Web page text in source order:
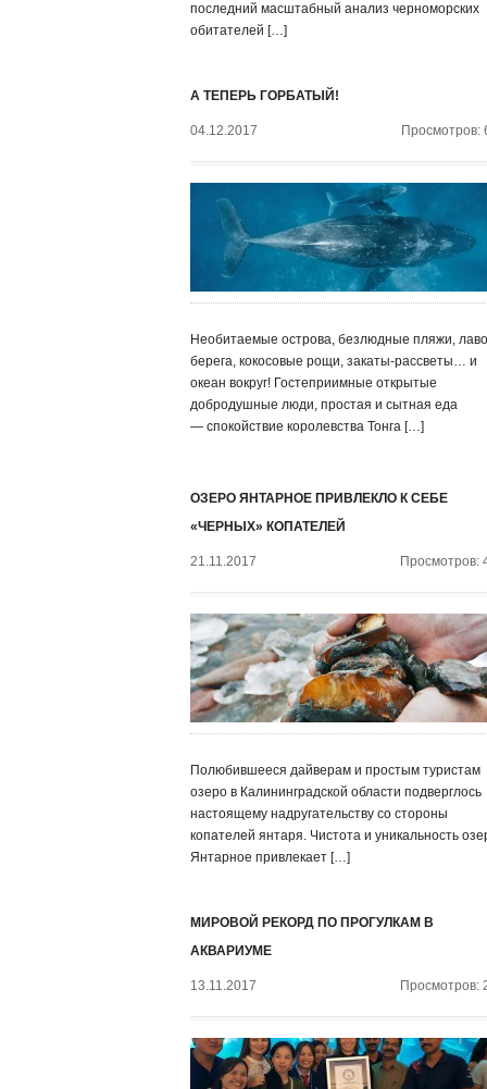
последний масштабный анализ черноморских
обитателей […]
А ТЕПЕРЬ ГОРБАТЫЙ!
04.12.2017 Просмотров:
Необитаемые острова, безлюдные пляжи,
берега, кокосовые рощи, закаты-рассветы… и
океан вокруг! Гостеприимные открытые
добродушные люди, простая и сытная еда
— спокойствие королевства Тонга […]
ОЗЕРО ЯНТАРНОЕ ПРИВЛЕКЛО К СЕБЕ
«ЧЕРНЫХ» КОПАТЕЛЕЙ
21.11.2017 Просмотров:
Полюбившееся дайверам и простым туристам
озеро в Калининградской области подверглось
настоящему надругательству со стороны
копателей янтаря. Чистота и уникальность
Янтарное привлекает […]
МИРОВОЙ РЕКОРД ПО ПРОГУЛКАМ В
АКВАРИУМЕ
13.11.2017 Просмотров: